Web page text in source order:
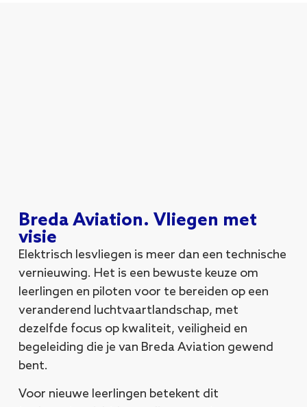
Breda Aviation. Vliegen met
visie
Elektrisch lesvliegen is meer dan een technische
vernieuwing. Het is een bewuste keuze om
leerlingen en piloten voor te bereiden op een
veranderend luchtvaartlandschap, met
dezelfde focus op kwaliteit, veiligheid en
begeleiding die je van Breda Aviation gewend
bent.
Voor nieuwe leerlingen betekent dit